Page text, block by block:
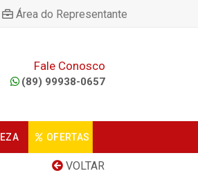
Área do Representante
Fale Conosco
(89) 99938-0657
OFERTAS
VOLTAR